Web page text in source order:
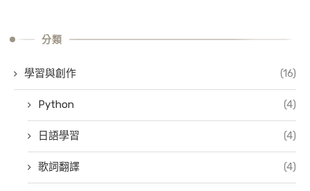
分類
學習與創作 (16)
Python (4)
日語學習 (4)
歌詞翻譯 (4)